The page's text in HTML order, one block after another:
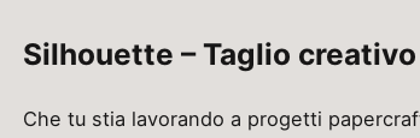
Silhouette – Taglio
Che tu stia lavorando a progetti